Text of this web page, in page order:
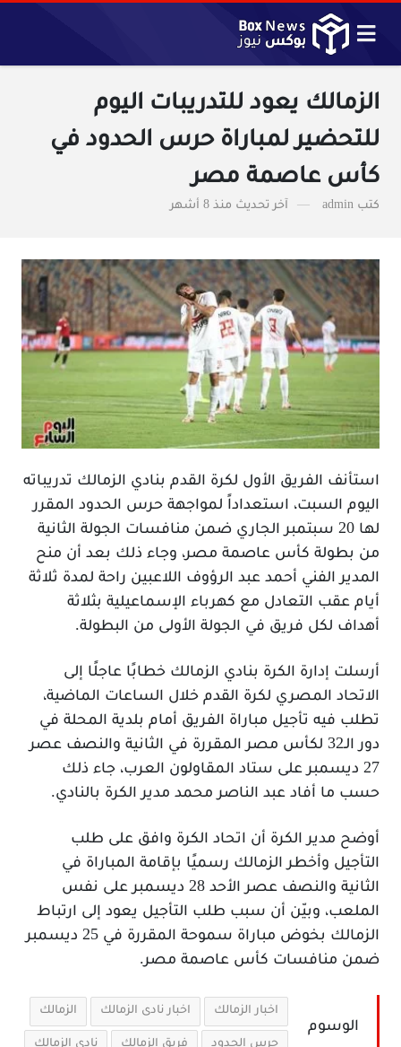
الزمالك يعود للتدريبات اليوم
للتحضير لمباراة حرس الحدود في
كأس عاصمة مصر
كتب admin آخر تحديث منذ 8 أشهر
استأنف الفريق الأول لكرة القدم بنادي الزمالك تدريباته
اليوم السبت، استعداداً لمواجهة حرس الحدود المقرر
لها 20 سبتمبر الجاري ضمن منافسات الجولة الثانية
من بطولة كأس عاصمة مصر، وجاء ذلك بعد أن منح
المدير الفني أحمد عبد الرؤوف اللاعبين راحة لمدة ثلاثة
أيام عقب التعادل مع كهرباء الإسماعيلية بثلاثة
أهداف لكل فريق في الجولة الأولى من البطولة.
أرسلت إدارة الكرة بنادي الزمالك خطابًا عاجلًا إلى
الاتحاد المصري لكرة القدم خلال الساعات الماضية،
تطلب فيه تأجيل مباراة الفريق أمام بلدية المحلة في
دور الـ32 لكأس مصر المقررة في الثانية والنصف عصر
27 ديسمبر على ستاد المقاولون العرب، جاء ذلك
حسب ما أفاد عبد الناصر محمد مدير الكرة بالنادي.
أوضح مدير الكرة أن اتحاد الكرة وافق على طلب
التأجيل وأخطر الزمالك رسميًا بإقامة المباراة في
الثانية والنصف عصر الأحد 28 ديسمبر على نفس
الملعب، وبيّن أن سبب طلب التأجيل يعود إلى ارتباط
الزمالك بخوض مباراة سموحة المقررة في 25 ديسمبر
ضمن منافسات كأس عاصمة مصر.
الوسوم
اخبار الزمالك اخبار نادى الزمالك الزمالك
حرس الحدود فريق الزمالك نادى الزمالك